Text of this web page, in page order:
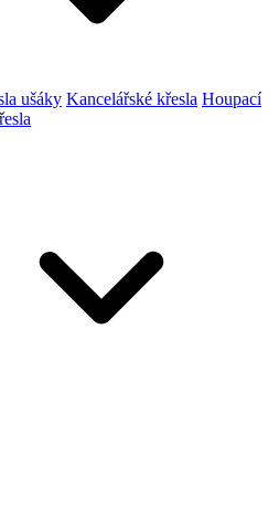
ušáky Kancelářské křesla Houpací